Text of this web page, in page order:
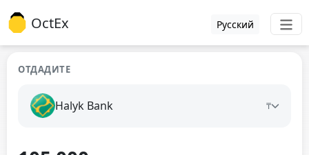
OctEx Русский
ОТДАДИТЕ
Halyk Bank ₸